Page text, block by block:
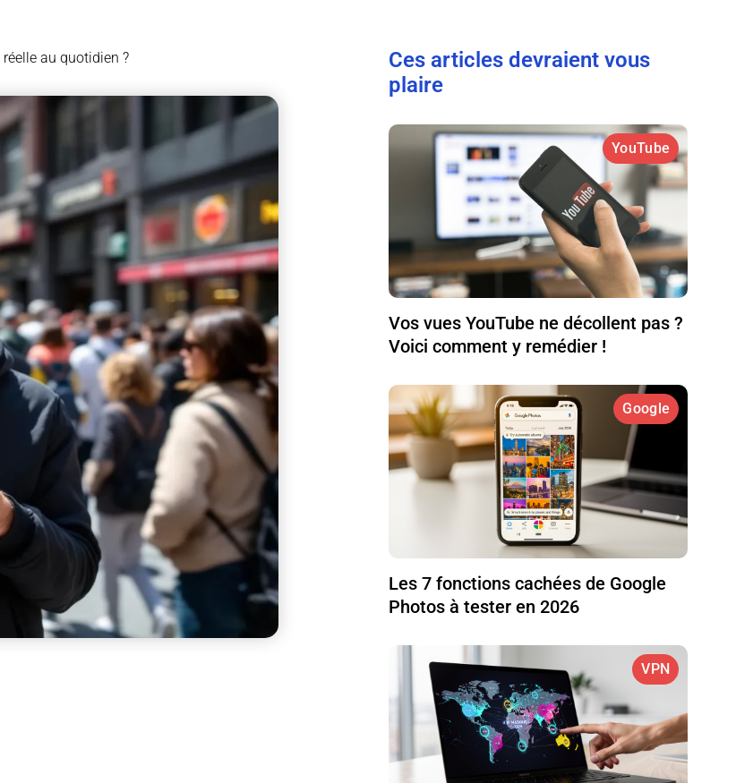
au quotidien ?
Ces articles devraient vous
plaire
YouTube
Vos vues YouTube ne décollent pas ?
Voici comment y remédier !
Google
Les 7 fonctions cachées de Google
Photos à tester en 2026
VPN